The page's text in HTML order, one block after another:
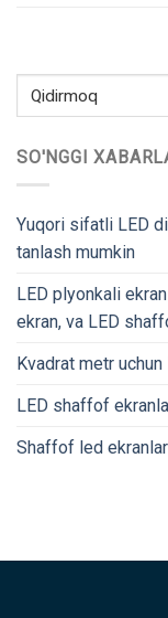
SO'NGGI
Yuqori sifatli LED
tanlash mumkin
LED plyonkali
ekran, va LED
Kvadrat metr
LED shaffof
Shaffof led